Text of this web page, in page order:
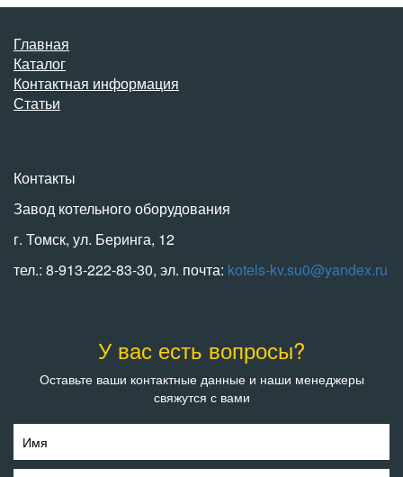
Главная
Каталог
Контактная информация
Статьи
Контакты
Завод котельного оборудования
г. Томск, ул. Беринга, 12
тел.: 8-913-222-83-30, эл. почта: kotels-kv.su0@yandex.ru
У вас есть вопросы?
Оставьте ваши контактные данные и наши менеджеры
свяжутся с вами
Имя